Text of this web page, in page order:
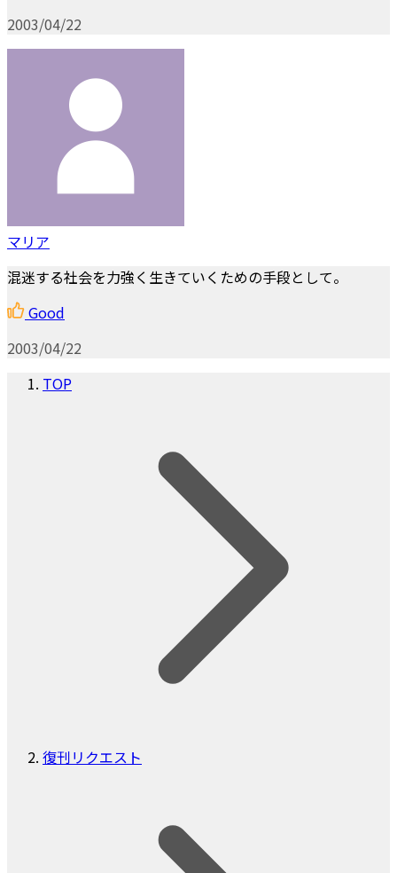
2003/04/22
マリア
混迷する社会を力強く生きていくための手段として。
Good
2003/04/22
TOP
復刊リクエスト